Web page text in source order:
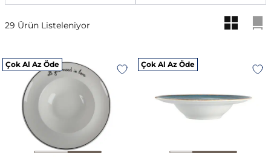
29 Ürün Listeleniyor
Çok Al Az Öde Çok Al Az Öde